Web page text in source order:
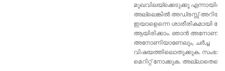
മുഖവിലയ്ക്കെടുക്കൂ
അല്ലെങ്കിൽ അഡ്രസ്സ്
ഇയാളെന്നെ ശാരീരികമായി
ആയിരിക്കാം. ഞാൻ
അനോണിയാണേലും, ചർച്ച
വിഷയത്തിലൊതുക്കുക.
മെറിറ്റ് നോക്കുക.